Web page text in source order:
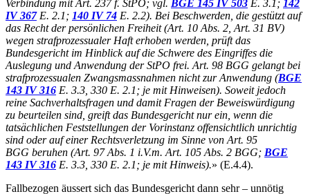
Verbindung mit Art. 237 f. StPO; vgl. BGE 145 IV 503 E. 3.1; 142
IV 367E. 2.1; 140 IV 74 E. 2.2). Bei Beschwerden, die gestützt auf
das Recht der persönlichen Freiheit (Art. 10 Abs. 2, Art. 31 BV)
wegen strafprozessualer Haft erhoben werden, prüft das
Bundesgericht im Hinblick auf die Schwere des Eingriffes die
Auslegung und Anwendung der StPO frei. Art. 98 BGG gelangt bei
strafprozessualen Zwangsmassnahmen nicht zur Anwendung (BGE
143 IV 316 E. 3.3, 330 E. 2.1; je mit Hinweisen). Soweit jedoch
reine Sachverhaltsfragen und damit Fragen der Beweiswürdigung
zu beurteilen sind, greift das Bundesgericht nur ein, wenn die
tatsächlichen Feststellungen der Vorinstanz offensichtlich unrichtig
sind oder auf einer Rechtsverletzung im Sinne von Art. 95
BGG beruhen (Art. 97 Abs. 1 i.V.m. Art. 105 Abs. 2 BGG; BGE
143 IV 316 E. 3.3, 330 E. 2.1; je mit Hinweis).» (E.4.4).
Fallbezogen äussert sich das Bundesgericht dann sehr – unnötig